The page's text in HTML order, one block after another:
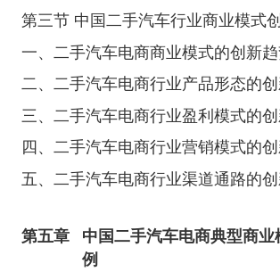
第三节 中国二手汽车行业商业模式
一、二手汽车电商商业模式的创新
二、二手汽车电商行业产品形态的
三、二手汽车电商行业盈利模式的
四、二手汽车电商行业营销模式的
五、二手汽车电商行业渠道通路的
第五章
中国二手汽车电商典型商
例